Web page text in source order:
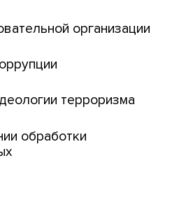
технологий ТГУ
(MOOCs)
организации
терроризма
обработки